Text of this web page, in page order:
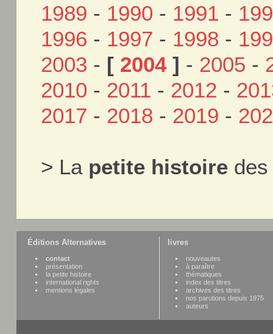
1989 - 1990 - 1991 -
1996 - 1997 - 1998 -
2003 - [ 2004] - 2005 -
2010 - 2011 - 2012 -
2017 - 2018 - 2019 -
> La petite histoire
Éditions Alternatives
contact
présentation
la petite histoire
international rights
mentions légales
livres
nouveautes
à paraître
thématiques
index des titres
archives des titres
nos parutions depuis 1975
auteurs